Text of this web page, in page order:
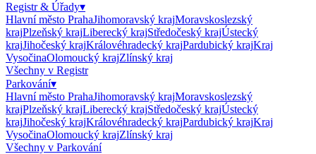
Registr & Úřady▾
Hlavní město PrahaJihomoravský krajMoravskoslezský
krajPlzeňský krajLiberecký krajStředočeský krajÚstecký
krajJihočeský krajKrálovéhradecký krajPardubický krajKraj
VysočinaOlomoucký krajZlínský kraj
Všechny v Registr
Parkování▾
Hlavní město PrahaJihomoravský krajMoravskoslezský
krajPlzeňský krajLiberecký krajStředočeský krajÚstecký
krajJihočeský krajKrálovéhradecký krajPardubický krajKraj
VysočinaOlomoucký krajZlínský kraj
Všechny v Parkování